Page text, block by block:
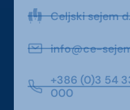
Celjski sejem
info@ce-
+386 (0)3 54
000